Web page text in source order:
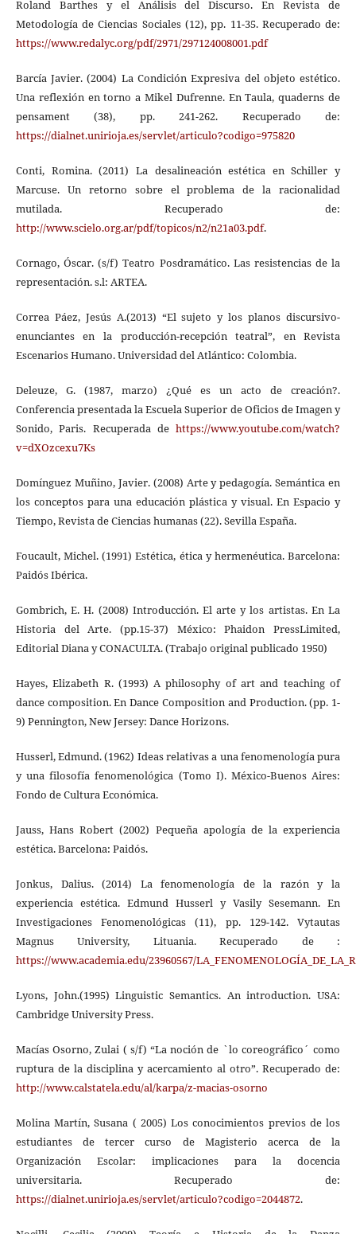
Roland Barthes y el Análisis del Discurso. En Revista de
Metodología de Ciencias Sociales (12), pp. 11-35. Recuperado de:
https://www.redalyc.org/pdf/2971/297124008001.pdf
Barcía Javier. (2004) La Condición Expresiva del objeto estético.
Una reflexión en torno a Mikel Dufrenne. En Taula, quaderns de
pensament (38), pp. 241-262. Recuperado de:
https://dialnet.unirioja.es/servlet/articulo?codigo=975820
Conti, Romina. (2011) La desalineación estética en Schiller y
Marcuse. Un retorno sobre el problema de la racionalidad
mutilada. Recuperado de:
http://www.scielo.org.ar/pdf/topicos/n2/n21a03.pdf.
Cornago, Óscar. (s/f) Teatro Posdramático. Las resistencias de la
representación. s.l: ARTEA.
Correa Páez, Jesús A.(2013) “El sujeto y los planos discursivo-
enunciantes en la producción-recepción teatral”, en Revista
Escenarios Humano. Universidad del Atlántico: Colombia.
Deleuze, G. (1987, marzo) ¿Qué es un acto de creación?.
Conferencia presentada la Escuela Superior de Oficios de Imagen y
Sonido, Paris. Recuperada dehttps://www.youtube.com/watch?
v=dXOzcexu7Ks
Domínguez Muñino, Javier. (2008) Arte y pedagogía. Semántica en
los conceptos para una educación plástica y visual. En Espacio y
Tiempo, Revista de Ciencias humanas (22). Sevilla España.
Foucault, Michel. (1991) Estética, ética y hermenéutica. Barcelona:
Paidós Ibérica.
Gombrich, E. H. (2008) Introducción. El arte y los artistas. En La
Historia del Arte. (pp.15-37) México: Phaidon PressLimited,
Editorial Diana y CONACULTA. (Trabajo original publicado 1950)
Hayes, Elizabeth R. (1993) A philosophy of art and teaching of
dance composition. En Dance Composition and Production. (pp. 1-
9) Pennington, New Jersey: Dance Horizons.
Husserl, Edmund. (1962) Ideas relativas a una fenomenología pura
y una filosofía fenomenológica (Tomo I). México-Buenos Aires:
Fondo de Cultura Económica.
Jauss, Hans Robert (2002) Pequeña apología de la experiencia
estética. Barcelona: Paidós.
Jonkus, Dalius. (2014) La fenomenología de la razón y la
experiencia estética. Edmund Husserl y Vasily Sesemann. En
Investigaciones Fenomenológicas (11), pp. 129-142. Vytautas
Magnus University, Lituania. Recuperado de :
https://www.academia.edu/23960567/
Lyons, John.(1995) Linguistic Semantics. An introduction. USA:
Cambridge University Press.
Macías Osorno, Zulai ( s/f) “La noción de `lo coreográfico´ como
ruptura de la disciplina y acercamiento al otro”. Recuperado de:
http://www.calstatela.edu/al/karpa/z-macias-osorno
Molina Martín, Susana ( 2005) Los conocimientos previos de los
estudiantes de tercer curso de Magisterio acerca de la
Organización Escolar: implicaciones para la docencia
universitaria. Recuperado de:
https://dialnet.unirioja.es/servlet/articulo?codigo=2044872.